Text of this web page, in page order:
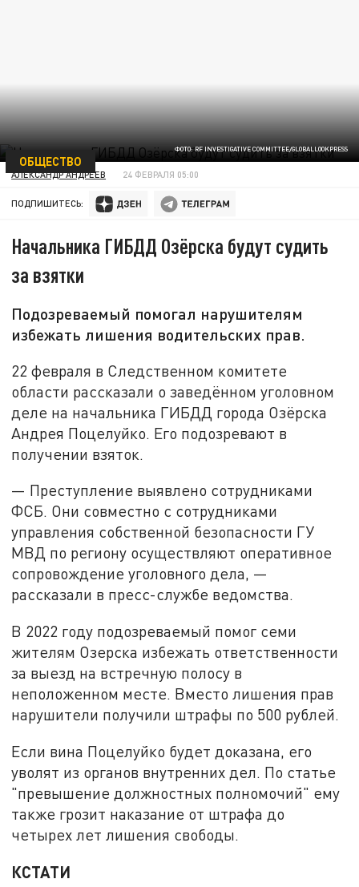
ФОТО: RF INVESTIGATIVE COMMITTEE/GLOBALLOOKPRESS
ОБЩЕСТВО
АЛЕКСАНДР АНДРЕЕВ 24 ФЕВРАЛЯ 05:00
ПОДПИШИТЕСЬ:
Начальника ГИБДД Озёрска будут судить
за взятки
Подозреваемый помогал нарушителям
избежать лишения водительских прав.
22 февраля в Следственном комитете
области рассказали о заведённом уголовном
деле на начальника ГИБДД города Озёрска
Андрея Поцелуйко. Его подозревают в
получении взяток.
— Преступление выявлено сотрудниками
ФСБ. Они совместно с сотрудниками
управления собственной безопасности ГУ
МВД по региону осуществляют оперативное
сопровождение уголовного дела, —
рассказали в пресс-службе ведомства.
В 2022 году подозреваемый помог семи
жителям Озерска избежать ответственности
за выезд на встречную полосу в
неположенном месте. Вместо лишения прав
нарушители получили штрафы по 500 рублей.
Если вина Поцелуйко будет доказана, его
уволят из органов внутренних дел. По статье
"превышение должностных полномочий" ему
также грозит наказание от штрафа до
четырех лет лишения свободы.
КСТАТИ